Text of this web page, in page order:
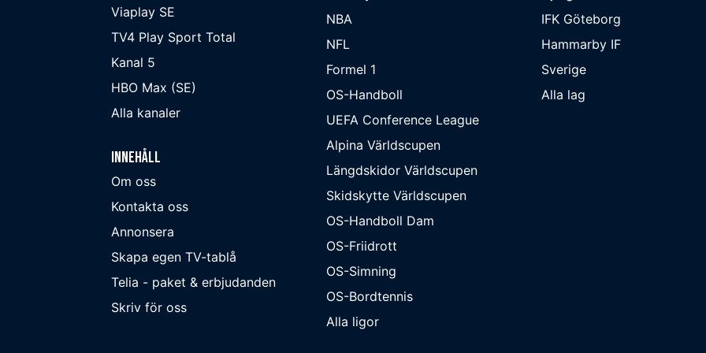
Viaplay SE
TV4 Play Sport Total
Kanal 5
HBO Max (SE)
Alla kanaler
Innehåll
Om oss
Kontakta oss
Annonsera
Skapa egen TV-tablå
Telia - paket & erbjudanden
Skriv för oss
NBA
NFL
Formel 1
OS-Handboll
UEFA Conference League
Alpina Världscupen
Längdskidor Världscupen
Skidskytte Världscupen
OS-Handboll Dam
OS-Friidrott
OS-Simning
OS-Bordtennis
Alla ligor
IFK Göteborg
Hammarby IF
Sverige
Alla lag